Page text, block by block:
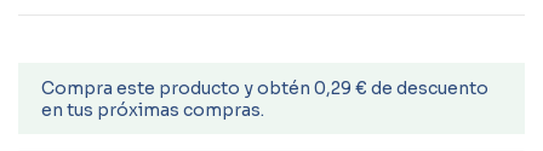
Compra este producto y obtén 0,29 € de descuento
en tus próximas compras.